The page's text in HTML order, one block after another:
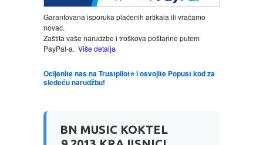
MITOLOGIJA
MUZIKA
NAUČNA FANTASTIKA
POEZIJA
Garantovana isporuka plaćenih artikala ili vraćamo
novac.
Zaštita vaše narudžbe i troškova poštarine putem
PayPal-a. Više detalja
Ocijenite nas na Trustpilot⭐ i osvojite Popust kod za
sledeću narudžbu!
BN MUSIC KOKTEL